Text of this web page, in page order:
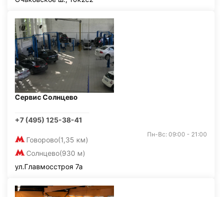
Сервис Солнцево
+7 (495) 125-38-41
Говорово(1,35 км)
Солнцево(930 м)
Пн-Вс: 09:00 - 21:00
ул.Главмосстроя 7а